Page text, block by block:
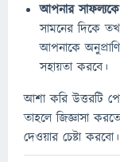
আপনার
সামনের দিকে
আপনাকে
সহায়তা করবে।
আশা করি উত্তরটি
তাহলে জিজ্ঞাসা
দেওয়ার চেষ্টা